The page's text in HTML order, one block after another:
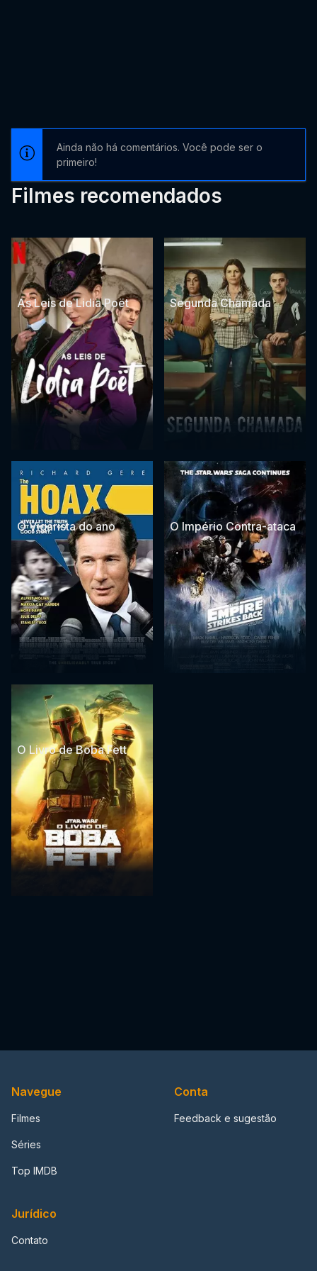
Ainda não há comentários. Você pode ser o
primeiro!
Filmes recomendados
As Leis de Lidia Poët Segunda Chamada
O Vigarista do ano O Império Contra-ataca
O Livro de Boba Fett
Navegue
Filmes
Séries
Top IMDB
Conta
Feedback e sugestão
Jurídico
Contato